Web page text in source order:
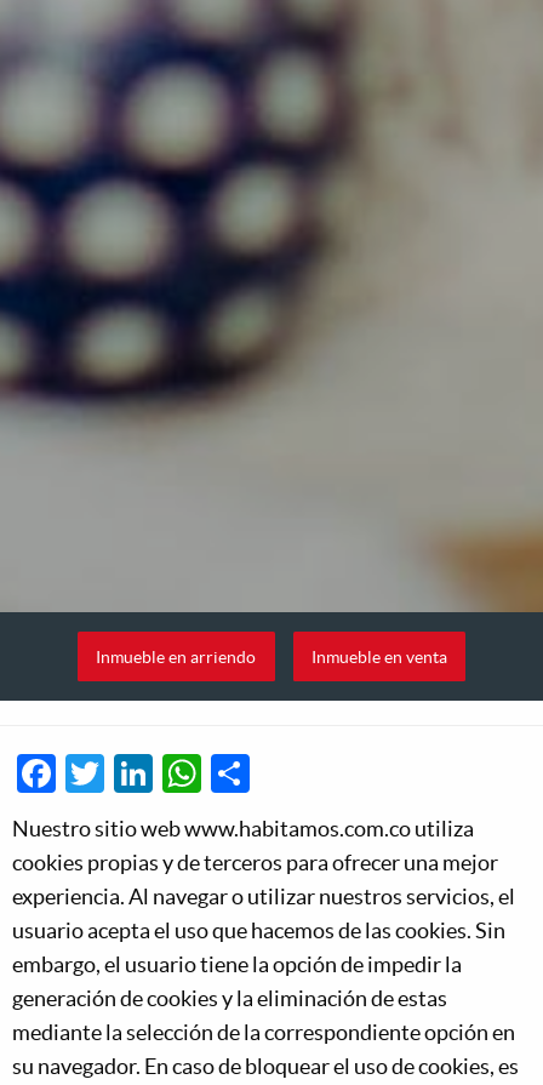
Inmueble en arriendo Inmueble en venta
Facebook
Twitter
LinkedIn
WhatsApp
Nuestro sitio web www.habitamos.com.co utiliza
cookies propias y de terceros para ofrecer una mejor
experiencia. Al navegar o utilizar nuestros servicios, el
usuario acepta el uso que hacemos de las cookies. Sin
embargo, el usuario tiene la opción de impedir la
generación de cookies y la eliminación de estas
mediante la selección de la correspondiente opción en
su navegador. En caso de bloquear el uso de cookies, es